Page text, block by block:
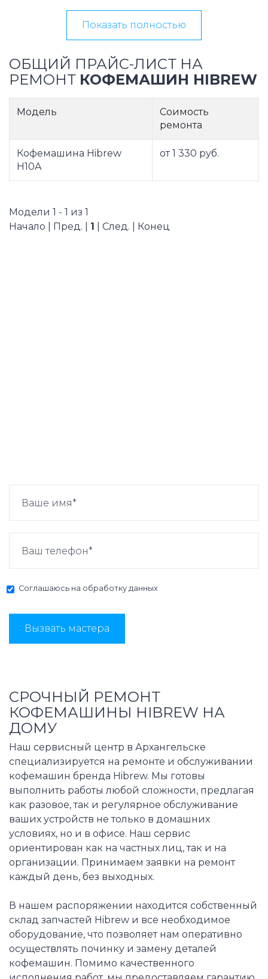
Показать полностью
ОБЩИЙ ПРАЙС-ЛИСТ НА
РЕМОНТ КОФЕМАШИН HIBREW
Модель
Соимость
ремонта
Кофемашина Hibrew
H10A
от 1 330 руб.
Модели 1 - 1 из 1
Начало | Пред. | 1 | След. | Конец
Соглашаюсь на обработку данных
Вызвать мастера
СРОЧНЫЙ РЕМОНТ
КОФЕМАШИНЫ HIBREW НА
ДОМУ
Наш сервисный центр в Архангельске
специализируется на ремонте и обслуживании
кофемашин бренда Hibrew. Мы готовы
выполнить работы любой сложности, предлагая
как разовое, так и регулярное обслуживание
ваших устройств не только в домашних
условиях, но и в офисе. Наш сервис
ориентирован как на частных лиц, так и на
организации. Принимаем заявки на ремонт
каждый день, без выходных.
В нашем распоряжении находится собственный
склад запчастей Hibrew и все необходимое
оборудование, что позволяет нам оперативно
осуществлять починку и замену деталей
кофемашин. Помимо качественного